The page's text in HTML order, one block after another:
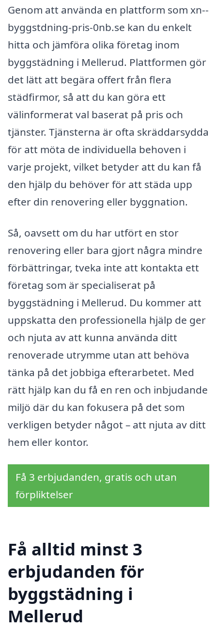
Genom att använda en plattform som xn--
byggstdning-pris-0nb.se kan du enkelt
hitta och jämföra olika företag inom
byggstädning i Mellerud. Plattformen gör
det lätt att begära offert från flera
städfirmor, så att du kan göra ett
välinformerat val baserat på pris och
tjänster. Tjänsterna är ofta skräddarsydda
för att möta de individuella behoven i
varje projekt, vilket betyder att du kan få
den hjälp du behöver för att städa upp
efter din renovering eller byggnation.
Så, oavsett om du har utfört en stor
renovering eller bara gjort några mindre
förbättringar, tveka inte att kontakta ett
företag som är specialiserat på
byggstädning i Mellerud. Du kommer att
uppskatta den professionella hjälp de ger
och njuta av att kunna använda ditt
renoverade utrymme utan att behöva
tänka på det jobbiga efterarbetet. Med
rätt hjälp kan du få en ren och inbjudande
miljö där du kan fokusera på det som
verkligen betyder något – att njuta av ditt
hem eller kontor.
Få 3 erbjudanden, gratis och utan
förpliktelser
Få alltid minst 3
erbjudanden för
byggstädning i
Mellerud